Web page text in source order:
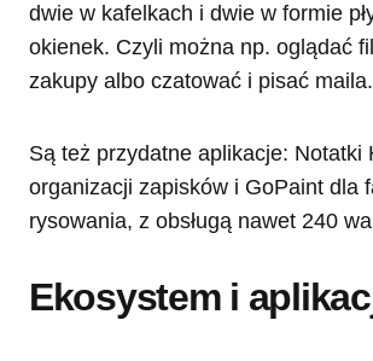
dwie w kafelkach i dwie w formie
okienek. Czyli można np. oglądać
zakupy albo czatować i pisać maila.
Są też przydatne aplikacje: Notatki
organizacji zapisków i GoPaint dla
rysowania, z obsługą nawet 240
Ekosystem i